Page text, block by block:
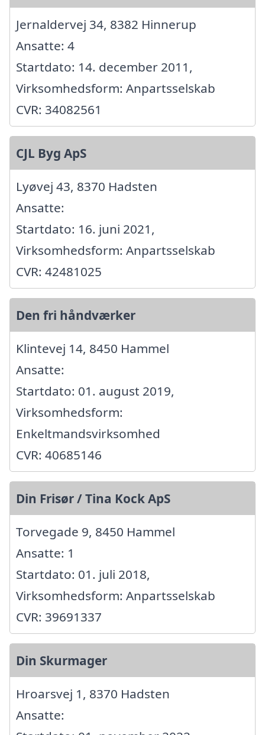
Jernaldervej 34, 8382 Hinnerup
Ansatte: 4
Startdato: 14. december 2011,
Virksomhedsform: Anpartsselskab
CVR: 34082561
CJL Byg ApS
Lyøvej 43, 8370 Hadsten
Ansatte:
Startdato: 16. juni 2021,
Virksomhedsform: Anpartsselskab
CVR: 42481025
Den fri håndværker
Klintevej 14, 8450 Hammel
Ansatte:
Startdato: 01. august 2019,
Virksomhedsform:
Enkeltmandsvirksomhed
CVR: 40685146
Din Frisør / Tina Kock ApS
Torvegade 9, 8450 Hammel
Ansatte: 1
Startdato: 01. juli 2018,
Virksomhedsform: Anpartsselskab
CVR: 39691337
Din Skurmager
Hroarsvej 1, 8370 Hadsten
Ansatte: